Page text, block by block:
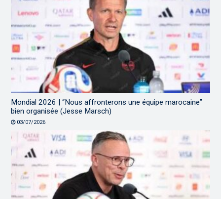
Mondial 2026 | “Nous affronterons une équipe marocaine”
bien organisée (Jesse Marsch)
03/07/2026